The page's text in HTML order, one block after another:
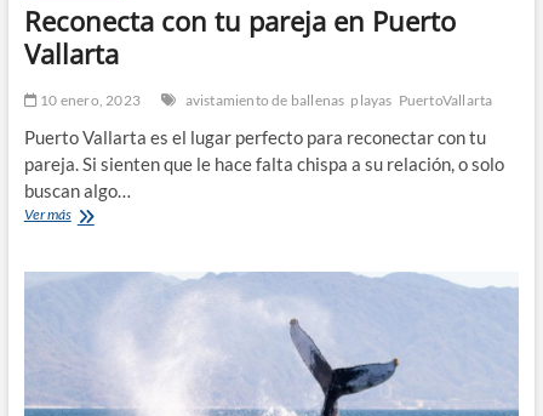
Reconecta con tu pareja en Puerto
Vallarta
10 enero, 2023 avistamiento de ballenas playas PuertoVallarta
Puerto Vallarta es el lugar perfecto para reconectar con tu
pareja. Si sienten que le hace falta chispa a su relación, o solo
buscan algo…
Ver másReconecta
pareja